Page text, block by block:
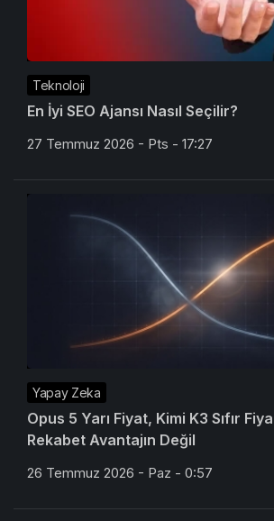
Teknoloji
En İyi SEO Ajansı Nasıl Seçilir?
27 Temmuz 2026 - Pts - 17:27
Yapay Zeka
Opus 5 Yarı Fiyat, Kimi K3 Sıfır
Rekabet Avantajın Değil
26 Temmuz 2026 - Paz - 0:57